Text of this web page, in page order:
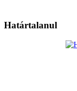
Határtalanul